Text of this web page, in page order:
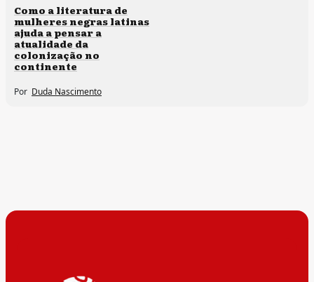
Direitos humanos
Como a literatura de
mulheres negras latinas
ajuda a pensar a
atualidade da
colonização no
continente
Por Duda Nascimento